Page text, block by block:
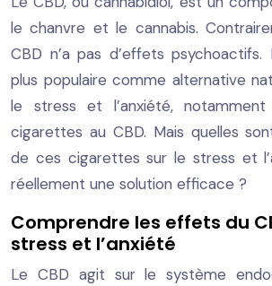
le chanvre et le cannabis.
CBD n’a pas d’effets
plus populaire comme alternative
le stress et l’anxiété,
cigarettes au CBD. Mais quelles
de ces cigarettes sur le stress et
réellement une solution efficace ?
Comprendre les effets du
stress et l’anxiété
Le CBD agit sur le système